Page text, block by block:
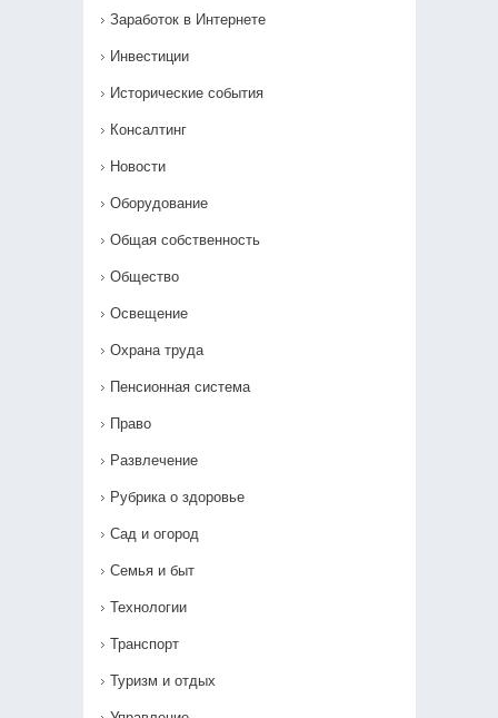
Заработок в Интернете
Инвестиции
Исторические события
Консалтинг
Новости
Оборудование
Общая собственность
Общество
Освещение
Охрана труда
Пенсионная система
Право
Развлечение
Рубрика о здоровье
Сад и огород
Семья и быт
Технологии
Транспорт
Туризм и отдых